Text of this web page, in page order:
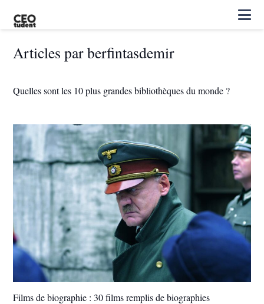
Articles par berfintasdemir
Quelles sont les 10 plus grandes bibliothèques du monde ?
Films de biographie : 30 films remplis de biographies